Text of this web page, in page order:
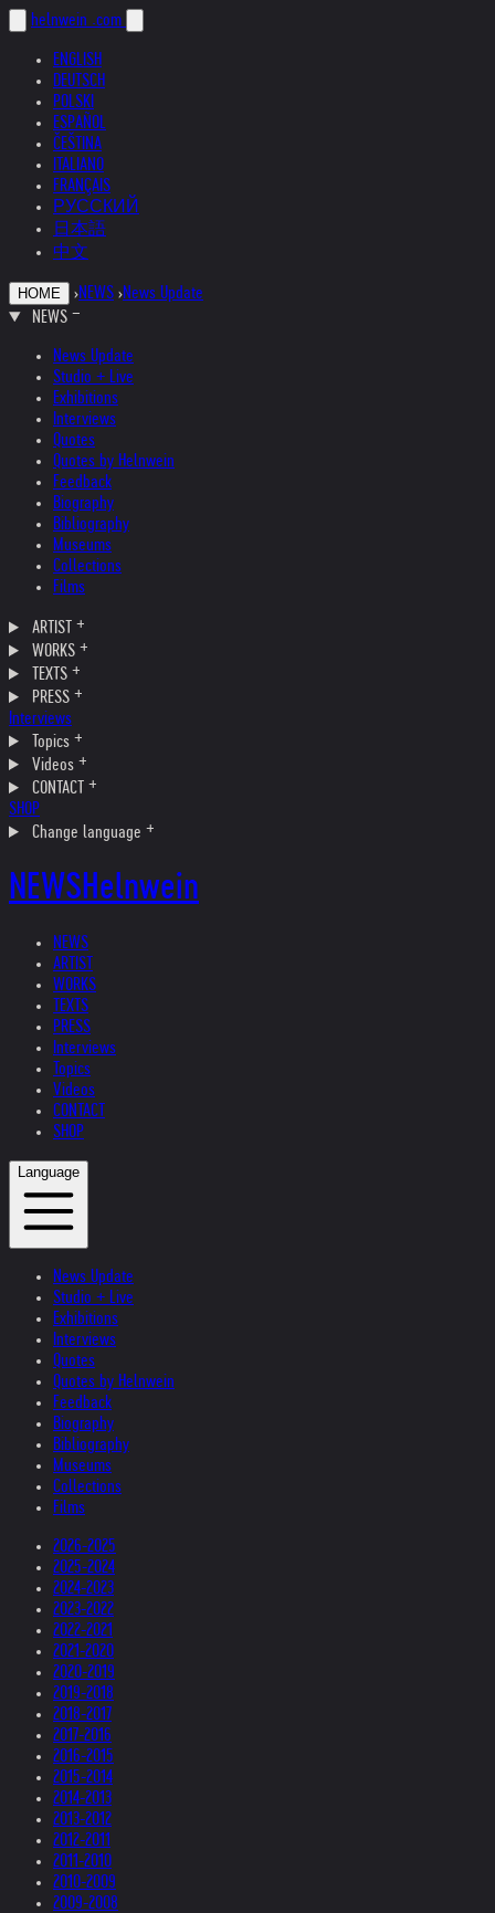
helnwein .com
ENGLISH
DEUTSCH
POLSKI
ESPAÑOL
ČEŠTINA
ITALIANO
FRANÇAIS
РУССКИЙ
日本語
中文
HOME ›NEWS ›News Update
NEWS
News Update
Studio + Live
Exhibitions
Interviews
Quotes
Quotes by Helnwein
Feedback
Biography
Bibliography
Museums
Collections
Films
ARTIST
WORKS
TEXTS
PRESS
Interviews
Topics
Videos
CONTACT
SHOP
Change language
NEWSHelnwein
NEWS
ARTIST
WORKS
TEXTS
PRESS
Interviews
Topics
Videos
CONTACT
SHOP
Language
News Update
Studio + Live
Exhibitions
Interviews
Quotes
Quotes by Helnwein
Feedback
Biography
Bibliography
Museums
Collections
Films
2026-2025
2025-2024
2024-2023
2023-2022
2022-2021
2021-2020
2020-2019
2019-2018
2018-2017
2017-2016
2016-2015
2015-2014
2014-2013
2013-2012
2012-2011
2011-2010
2010-2009
2009-2008